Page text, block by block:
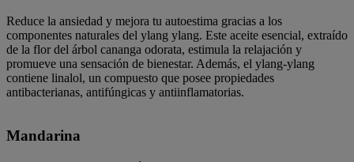
Reduce la ansiedad y mejora tu autoestima gracias a los
componentes naturales del ylang ylang. Este aceite esencial, extraído
de la flor del árbol cananga odorata, estimula la relajación y
promueve una sensación de bienestar. Además, el ylang-ylang
contiene linalol, un compuesto que posee propiedades
antibacterianas, antifúngicas y antiinflamatorias.
Mandarina